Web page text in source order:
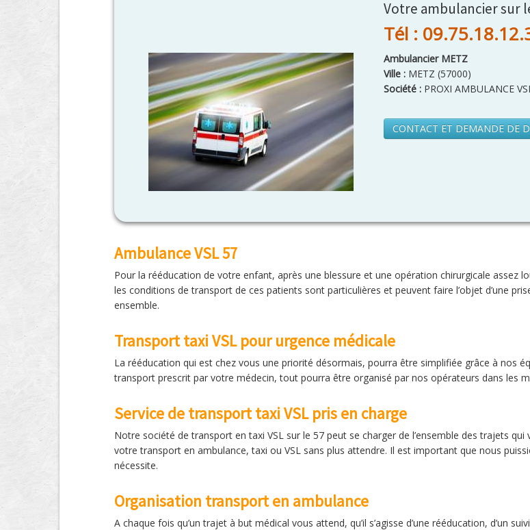
Votre ambulancier sur
Tél :
Ambulancier METZ
Ville : METZ (57000)
Société : PROXI AMBULANCE
CONTACT ET DEMANDE DE
Ambulance VSL 57
Pour la rééducation de votre enfant, après une blessure et une opération chirurgicale assez
les conditions de transport de ces patients sont particulières et peuvent faire l’objet d’une
ensemble.
Transport taxi VSL pour urgence médicale
La rééducation qui est chez vous une priorité désormais, pourra être simplifiée grâce à nos
transport prescrit par votre médecin, tout pourra être organisé par nos opérateurs dans les
Service de transport taxi VSL pris en charge
Notre société de transport en taxi VSL sur le 57 peut se charger de l’ensemble des trajets
votre transport en ambulance, taxi ou VSL sans plus attendre. Il est important que nous
nécessite.
Organisation transport en ambulance
A chaque fois qu’un trajet à but médical vous attend, qu’il s’agisse d’une rééducation, d’un